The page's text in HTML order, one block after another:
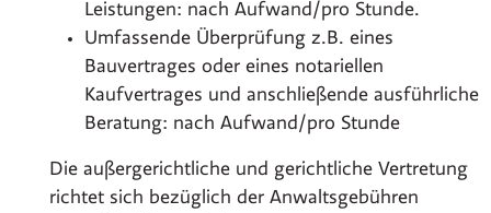
Leistungen: nach Aufwand/pro Stunde.
Umfassende Überprüfung z.B. eines
Bauvertrages oder eines notariellen
Kaufvertrages und anschließende ausführliche
Beratung: nach Aufwand/pro Stunde
Die außergerichtliche und gerichtliche Vertretung
richtet sich bezüglich der Anwaltsgebühren